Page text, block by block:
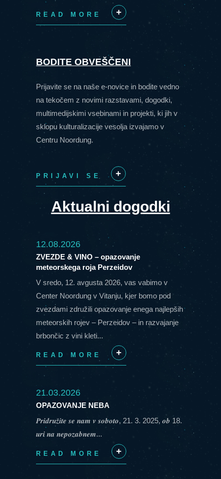
READ MORE
+
BODITE OBVEŠČENI
Prijavite se na naše e-novice in bodite vedno
na tekočem z novimi razstavami, dogodki,
multimedijskimi vsebinami in projekti, ki jih v
sklopu kulturalizacije vesolja izvajamo v
Centru Noordung.
PRIJAVI SE
+
Aktualni dogodki
12.08.2026
ZVEZDE & VINO – opazovanje
meteorskega roja Perzeidov
V sredo, 12. avgusta 2026, vas vabimo v
Center Noordung v Vitanju, kjer bomo pod
zvezdami združili opazovanje enega najlepših
meteorskih rojev – Perzeidov – in razvajanje
brbončic z vini kleti...
READ MORE
+
21.03.2026
OPAZOVANJE NEBA
𝑷𝒓𝒊𝒅𝒓𝒖𝒛̌𝒊𝒕𝒆 𝒔𝒆 𝒏𝒂𝒎 𝒗 𝒔𝒐𝒃𝒐𝒕𝒐, 21. 3. 2025, 𝒐𝒃 18.
𝒖𝒓𝒊 𝒏𝒂 𝒏𝒆𝒑𝒐𝒛𝒂𝒃𝒏𝒆𝒎...
READ MORE
+